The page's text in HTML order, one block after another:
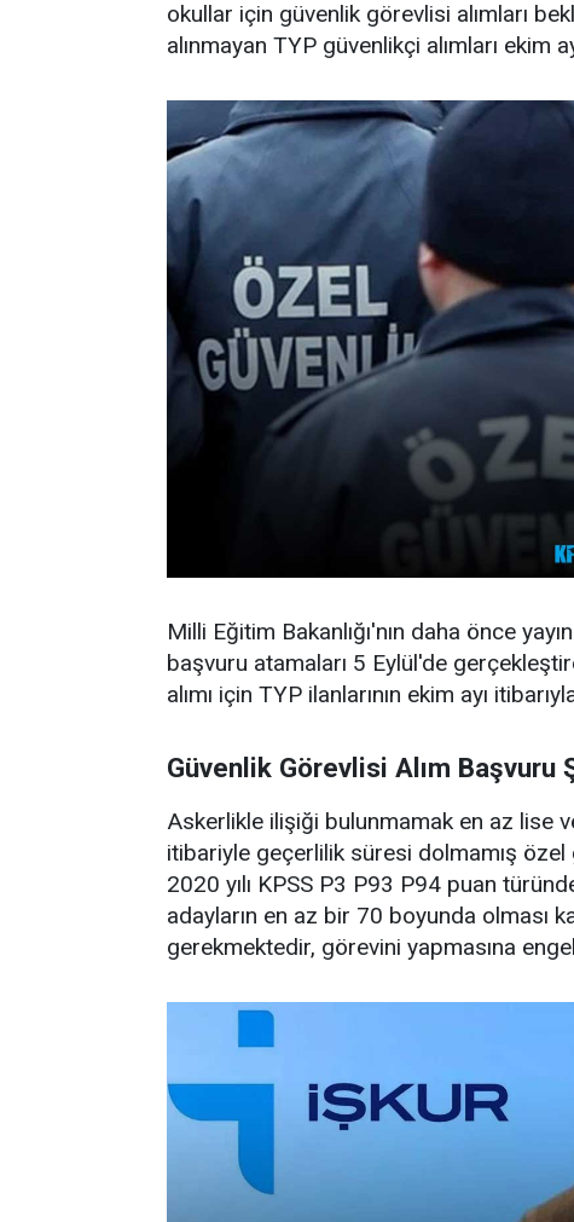
okullar için güvenlik görevlisi alımları
alınmayan TYP güvenlikçi alımları ekim
Milli Eğitim Bakanlığı'nın daha önce
başvuru atamaları 5 Eylül'de
alımı için TYP ilanlarının ekim ayı
Güvenlik Görevlisi Alım Başvuru
Askerlikle ilişiği bulunmamak en az lise
itibariyle geçerlilik süresi dolmamış
2020 yılı KPSS P3 P93 P94 puan
adayların en az bir 70 boyunda olması
gerekmektedir, görevini yapmasına